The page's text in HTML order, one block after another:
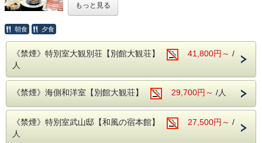
茨城県は海鮮、野菜、果物、豚肉、牛肉などの農産物や畜産
物の宝庫です。
◎ホームページ特典コーヒーサービス◎
太平洋を眺める落ち着いた雰囲気のロビーでコーヒーをお楽
●--源泉かけ流し、露天風呂--●
自慢の露天風呂『大観の湯』『五浦の湯』、別館大観荘『大
観の湯』
源泉71度、源泉かけ流しです！
もっと見る
朝食 夕食
《禁煙》特別室大観別荘【別館大観荘】 41,800円～ /
人
《禁煙》海側和洋室【別館大観荘】 29,700円～ /人
《禁煙》特別室武山邸【和風の宿本館】 27,500円～ /
人